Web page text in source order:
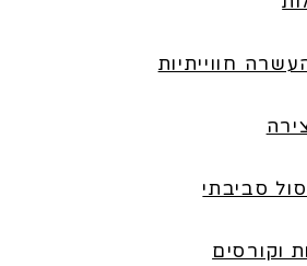
חווייתיות
סביבתי
וקורסים